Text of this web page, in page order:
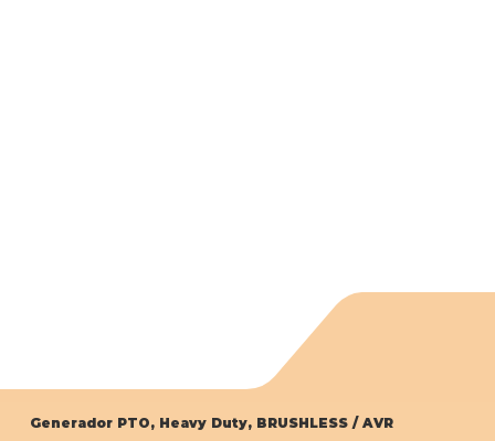
Generador PTO, Heavy Duty, BRUSHLESS / AVR